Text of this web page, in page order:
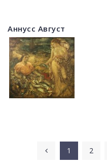
Аннусс Август
1 2